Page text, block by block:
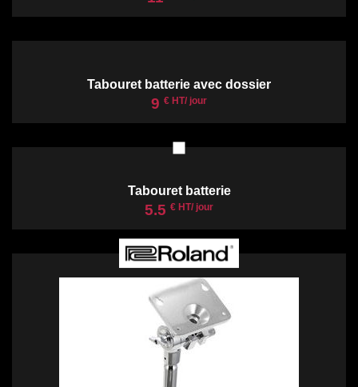
Tabouret batterie avec dossier
9 € HT/ jour
Tabouret batterie
5.5 € HT/ jour